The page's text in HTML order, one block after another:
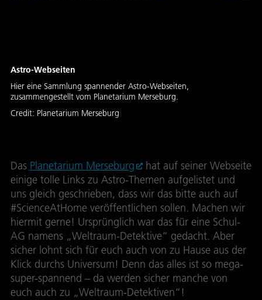
Astro-Webseiten
Hier eine Sammlung spannender Astro-Webseiten,
zusammengestellt vom Planetarium Merseburg.
Credit: Planetarium Merseburg
Das Planetarium Merseburg
hat auf seiner Webseite
einige tolle Links zu Astro-Themen aufgelistet und
uns gleich geschrieben, dass wir das bitte auch auf
#ScienceAtHome veröffentlichen sollen. Machen wir
hiermit gerne! Ursprünglich war das für eine Schul-
AG namens „Weltraum-Detektive“ gedacht. Aber
sicher lohnt sich für euch auch von zu Hause aus der
Klick durchs Universum! Denn das alles ist so mega-
super-spannend – da werden sicher manche von
euch auch zu „Weltraum-Detektiven“!